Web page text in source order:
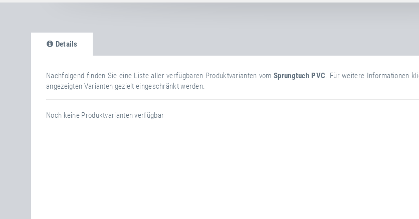
Details
Nachfolgend finden Sie eine Liste aller verfügbaren Produktvarianten vomSprungtuch PVC. Für weitere Informationen
angezeigten Varianten gezielt eingeschränkt werden.
Noch keine Produktvarianten verfügbar